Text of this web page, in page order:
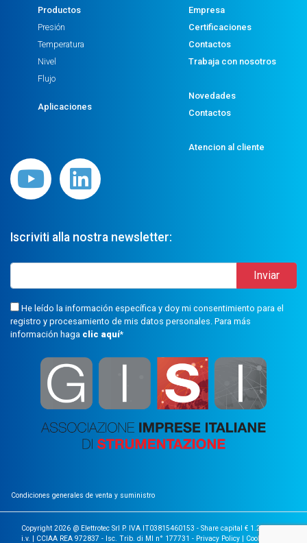
ACCURACY
CONNECTOR
THREAD
cantidad
Productos
Presión
Temperatura
Nivel
Flujo
Aplicaciones
Empresa
Certificaciones
Contactos
Trabaja con nosotros
Novedades
Contactos
Atencion al cliente
Iscriviti alla nostra newsletter:
He leído la información específica y doy mi consentimiento para el
registro y procesamiento de mis datos personales. Para más
información haga clic aquí*
Condiciones generales de venta y suministro
Copyright 2026 @ Elettrotec Srl P. IVA IT03815460153 - Share capital € 1.200.000
i.v. | CCIAA REA 972837 - Isc. Trib. di MI n° 177731 - Privacy Policy | Cookie